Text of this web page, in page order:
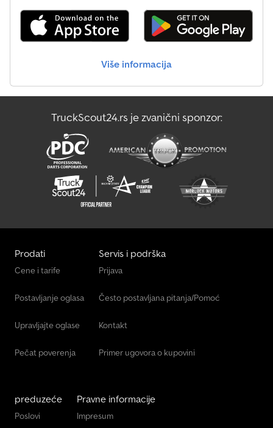
Više informacija
TruckScout24.rs je zvanični sponzor:
Prodati
Cene i tarife
Postavljanje oglasa
Upravljajte oglase
Pečat poverenja
Servis i podrška
Prijava
Često postavljana pitanja/Pomoć
Kontakt
Primer ugovora o kupovini
preduzeće
Poslovi
Pravne informacije
Impresum